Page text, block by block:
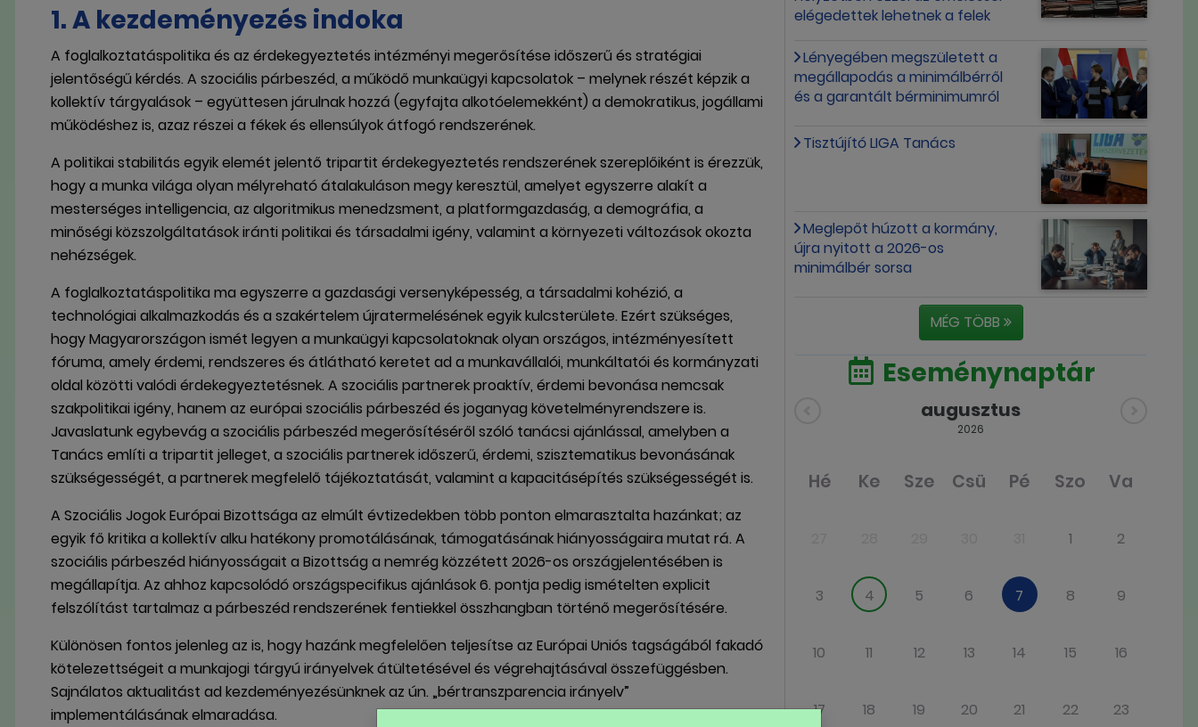
1. A kezdeményezés indoka
A foglalkoztatáspolitika és az érdekegyeztetés intézményi megerősítése időszerű és stratégiai
jelentőségű kérdés. A szociális párbeszéd, a működő munkaügyi kapcsolatok – melynek részét képzik a
kollektív tárgyalások – együttesen járulnak hozzá (egyfajta alkotóelemekként) a demokratikus, jogállami
működéshez is, azaz részei a fékek és ellensúlyok átfogó rendszerének.
A politikai stabilitás egyik elemét jelentő tripartit érdekegyeztetés rendszerének szereplőiként is érezzük,
hogy a munka világa olyan mélyreható átalakuláson megy keresztül, amelyet egyszerre alakít a
mesterséges intelligencia, az algoritmikus menedzsment, a platformgazdaság, a demográfia, a
minőségi közszolgáltatások iránti politikai és társadalmi igény, valamint a környezeti változások okozta
nehézségek.
A foglalkoztatáspolitika ma egyszerre a gazdasági versenyképesség, a társadalmi kohézió, a
technológiai alkalmazkodás és a szakértelem újratermelésének egyik kulcsterülete. Ezért szükséges,
hogy Magyarországon ismét legyen a munkaügyi kapcsolatoknak olyan országos, intézményesített
fóruma, amely érdemi, rendszeres és átlátható keretet ad a munkavállalói, munkáltatói és kormányzati
oldal közötti valódi érdekegyeztetésnek. A szociális partnerek proaktív, érdemi bevonása nemcsak
szakpolitikai igény, hanem az európai szociális párbeszéd és joganyag követelményrendszere is.
Javaslatunk egybevág a szociális párbeszéd megerősítéséről szóló tanácsi ajánlással, amelyben a
Tanács említi a tripartit jelleget, a szociális partnerek időszerű, érdemi, szisztematikus bevonásának
szükségességét, a partnerek megfelelő tájékoztatását, valamint a kapacitásépítés szükségességét is.
A Szociális Jogok Európai Bizottsága az elmúlt évtizedekben több ponton elmarasztalta hazánkat; az
egyik fő kritika a kollektív alku hatékony promotálásának, támogatásának hiányosságaira mutat rá. A
szociális párbeszéd hiányosságait a Bizottság a nemrég közzétett 2026-os országjelentésében is
megállapítja. Az ahhoz kapcsolódó országspecifikus ajánlások 6. pontja pedig ismételten explicit
felszólítást tartalmaz a párbeszéd rendszerének fentiekkel összhangban történő megerősítésére.
Különösen fontos jelenleg az is, hogy hazánk megfelelően teljesítse az Európai Uniós tagságából fakadó
kötelezettségeit a munkajogi tárgyú irányelvek átültetésével és végrehajtásával összefüggésben.
Sajnálatos aktualitást ad kezdeményezésünknek az ún. „bértranszparencia irányelv”
implementálásának elmaradása.
elégedettek lehetnek a felek
Lényegében megszületett a
megállapodás a minimálbérről
és a garantált bérminimumról
Tisztújító LIGA Tanács
Meglepőt húzott a kormány,
újra nyitott a 2026-os
minimálbér sorsa
MÉG TÖBB
Eseménynaptár
augusztus
2026
Hé Ke Sze Csü Pé Szo Va
1 2
3 4 5 6 7 8 9
10 11 12 13 14 15 16
17 18 19 20 21 22 23